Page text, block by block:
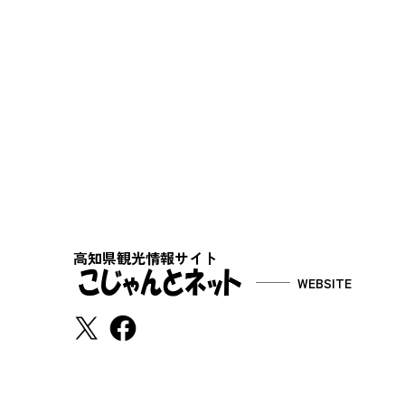
高知県観光情報サイト
WEBSITE